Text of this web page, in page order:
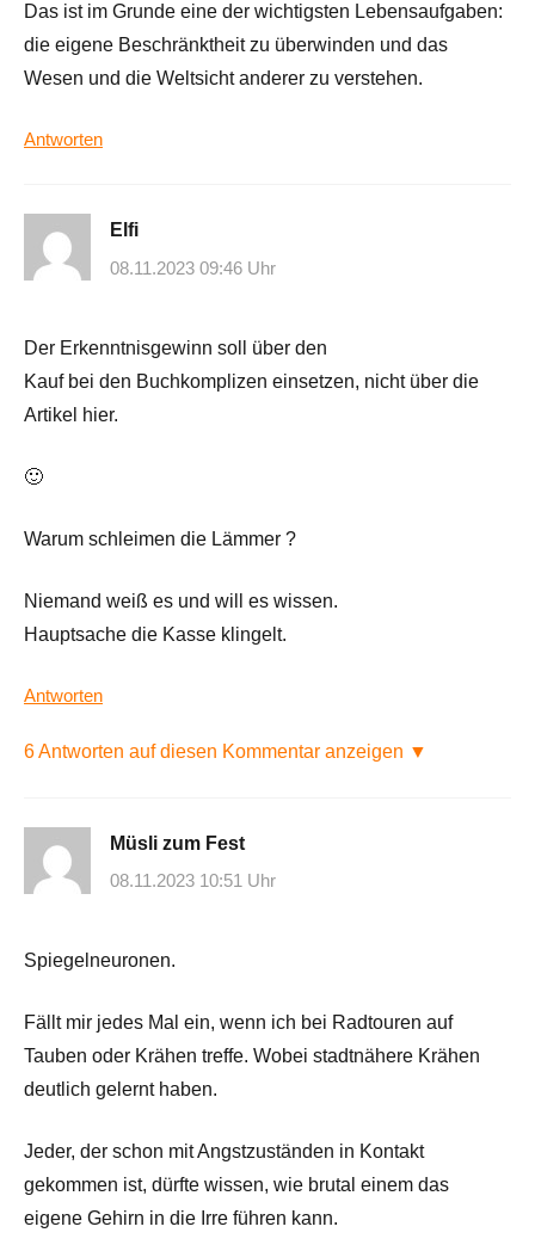
Das ist im Grunde eine der wichtigsten Lebensaufgaben:
die eigene Beschränktheit zu überwinden und das
Wesen und die Weltsicht anderer zu verstehen.
Antworten
Elfi
08.11.2023 09:46 Uhr
Der Erkenntnisgewinn soll über den
Kauf bei den Buchkomplizen einsetzen, nicht über die
Artikel hier.
🙂
Warum schleimen die Lämmer ?
Niemand weiß es und will es wissen.
Hauptsache die Kasse klingelt.
Antworten
6 Antworten auf diesen Kommentar anzeigen ▼
Müsli zum Fest
08.11.2023 10:51 Uhr
Spiegelneuronen.
Fällt mir jedes Mal ein, wenn ich bei Radtouren auf
Tauben oder Krähen treffe. Wobei stadtnähere Krähen
deutlich gelernt haben.
Jeder, der schon mit Angstzuständen in Kontakt
gekommen ist, dürfte wissen, wie brutal einem das
eigene Gehirn in die Irre führen kann.